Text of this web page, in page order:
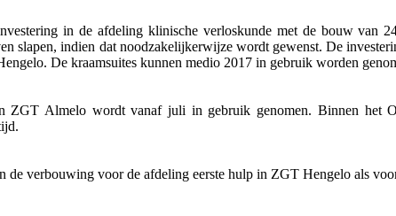
in de afdeling klinische verloskunde met de bouw van
slapen, indien dat noodzakelijkerwijze wordt gewenst. De
De kraamsuites kunnen medio 2017 in gebruik worden
ZGT Almelo wordt vanaf juli in gebruik genomen. Binnen het
verbouwing voor de afdeling eerste hulp in ZGT Hengelo als